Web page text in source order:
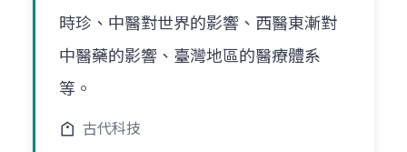
時珍、中醫對世界的影響、西醫東漸對
中醫藥的影響、臺灣地區的醫療體系
等。
古代科技